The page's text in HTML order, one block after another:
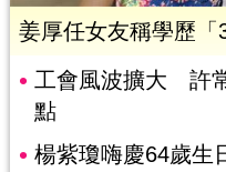
姜厚任女友稱學歷
工會風波擴大 許
點
楊紫瓊嗨慶64歲